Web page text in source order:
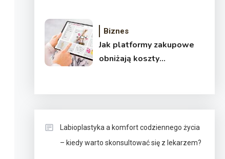
Biznes
Jak platformy zakupowe
obniżają koszty
Labioplastyka a komfort codziennego życia
– kiedy warto skonsultować się z lekarzem?